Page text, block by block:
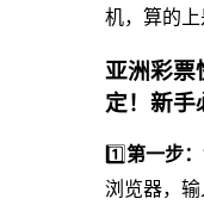
机，算的上
亚洲彩票
定！新手
1️⃣第一步
浏览器，输